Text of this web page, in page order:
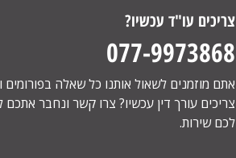
צריכים עו"ד עכשיו?
077-9973868
אתם מוזמנים לשאול אותנו כל שאלה
צריכים עורך דין עכשיו? צרו קשר ונחבר אתכם
לכם שירות.